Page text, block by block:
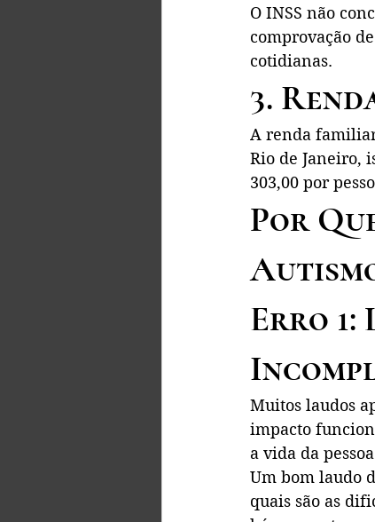
O INSS não
comprovação
cotidianas.
3.
A renda
Rio de Janeiro,
303,00 por
Por
Erro 1:
Muitos laudos
impacto
a vida da
Um bom laudo
quais são as